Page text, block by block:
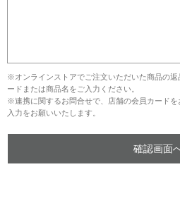
※オンラインストアでご注文いただいた商品の
ードまたは商品名をご入力ください。
※連携に関するお問合せで、店舗の会員カード
入力をお願いいたします。